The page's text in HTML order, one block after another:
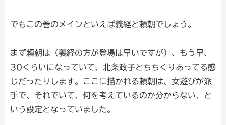
でもこの巻のメインといえば義経と頼朝でしょう。
まず頼朝は（義経の方が登場は早いですが）、もう早、
30くらいになっていて、北条政子とちちくりあってる感
じだったりします。ここに描かれる頼朝は、女遊びが派
手で、それでいて、何を考えているのか分からない、と
いう設定となっていました。